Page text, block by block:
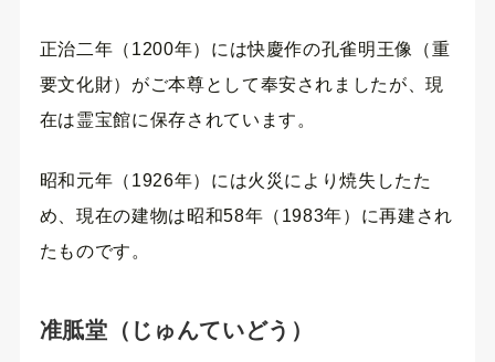
正治二年（1200年）には快慶作の孔雀明王像（重
要文化財）がご本尊として奉安されましたが、現
在は霊宝館に保存されています。
昭和元年（1926年）には火災により焼失したた
め、現在の建物は昭和58年（1983年）に再建され
たものです。
准胝堂（じゅんていどう）